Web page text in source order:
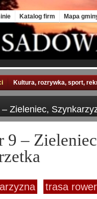
Katalog firm Mapa
Kultura, rozrywka, sport,
Zieleniec,
9 –
trasa